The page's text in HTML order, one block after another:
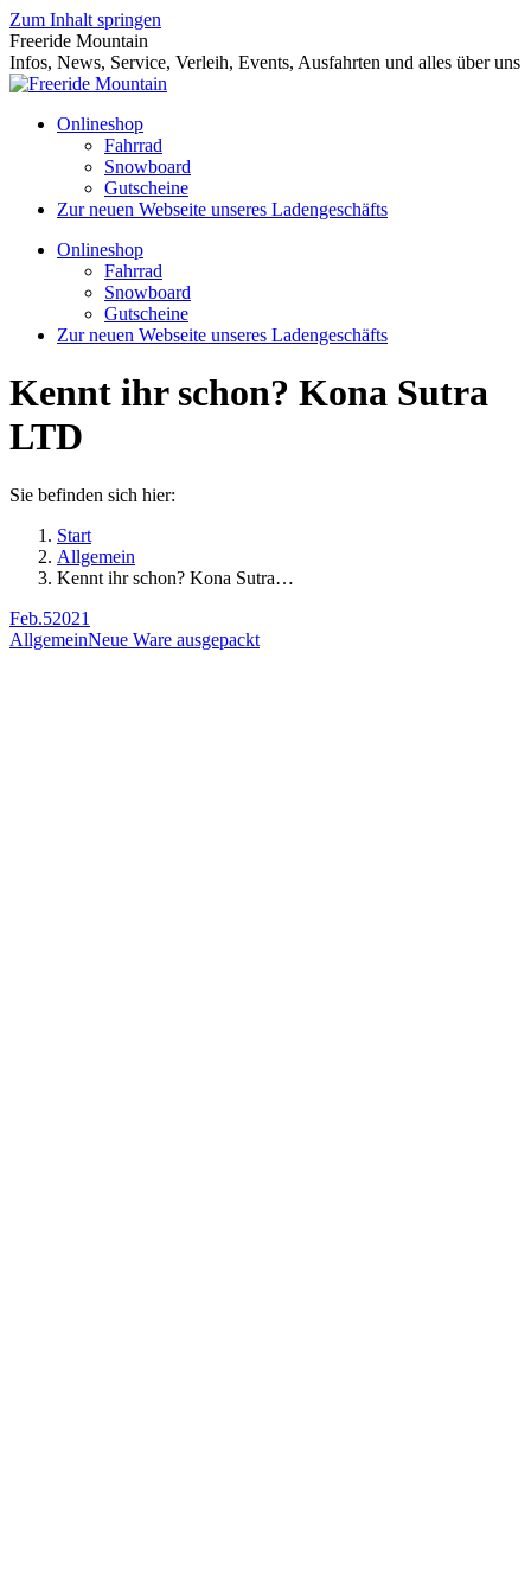
Zum Inhalt springen
Freeride Mountain
Infos, News, Service, Verleih, Events, Ausfahrten und alles über uns
Onlineshop
Fahrrad
Snowboard
Gutscheine
Zur neuen Webseite unseres Ladengeschäfts
Onlineshop
Fahrrad
Snowboard
Gutscheine
Zur neuen Webseite unseres Ladengeschäfts
Kennt ihr schon? Kona Sutra
LTD
Sie befinden sich hier:
Start
Allgemein
Kennt ihr schon? Kona Sutra…
Feb.52021
AllgemeinNeue Ware ausgepackt